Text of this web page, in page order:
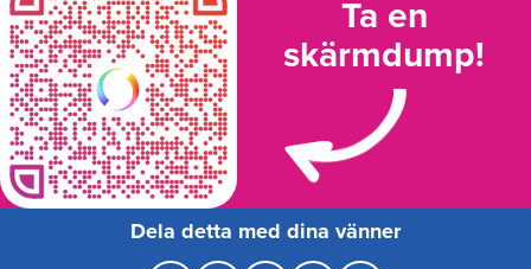
Ta en
skärmdump!
Dela detta med dina vänner